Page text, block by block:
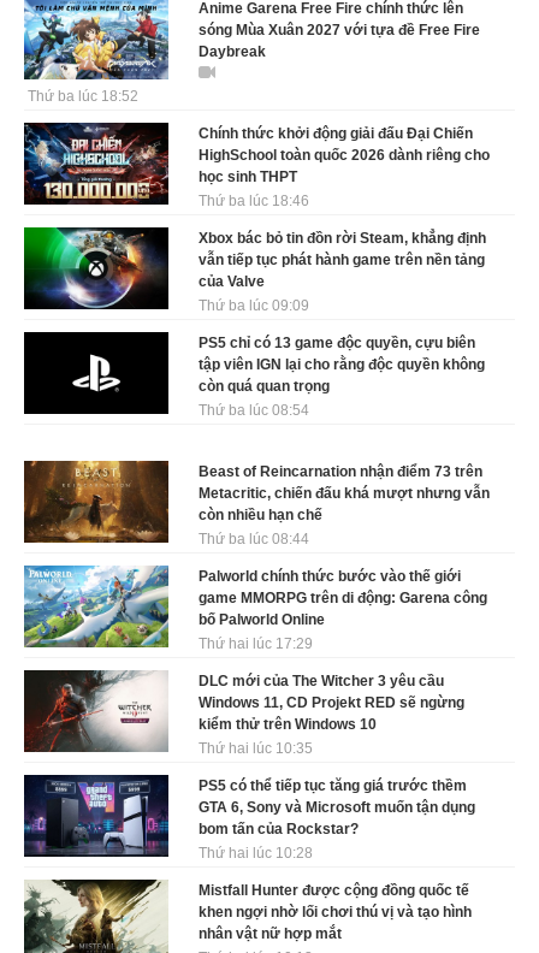
Anime Garena Free Fire chính thức lên
sóng Mùa Xuân 2027 với tựa đề Free Fire
Daybreak
Thứ ba lúc 18:52
Chính thức khởi động giải đấu Đại Chiến
HighSchool toàn quốc 2026 dành riêng cho
học sinh THPT
Thứ ba lúc 18:46
Xbox bác bỏ tin đồn rời Steam, khẳng định
vẫn tiếp tục phát hành game trên nền tảng
của Valve
Thứ ba lúc 09:09
PS5 chỉ có 13 game độc quyền, cựu biên
tập viên IGN lại cho rằng độc quyền không
còn quá quan trọng
Thứ ba lúc 08:54
Beast of Reincarnation nhận điểm 73 trên
Metacritic, chiến đấu khá mượt nhưng vẫn
còn nhiều hạn chế
Thứ ba lúc 08:44
Palworld chính thức bước vào thế giới
game MMORPG trên di động: Garena công
bố Palworld Online
Thứ hai lúc 17:29
DLC mới của The Witcher 3 yêu cầu
Windows 11, CD Projekt RED sẽ ngừng
kiểm thử trên Windows 10
Thứ hai lúc 10:35
PS5 có thể tiếp tục tăng giá trước thềm
GTA 6, Sony và Microsoft muốn tận dụng
bom tấn của Rockstar?
Thứ hai lúc 10:28
Mistfall Hunter được cộng đồng quốc tế
khen ngợi nhờ lối chơi thú vị và tạo hình
nhân vật nữ hợp mắt